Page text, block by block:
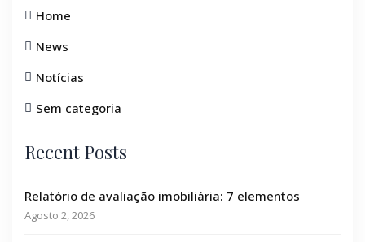
Home
News
Notícias
Sem categoria
Recent Posts
Relatório de avaliação imobiliária: 7 elementos
Agosto 2, 2026